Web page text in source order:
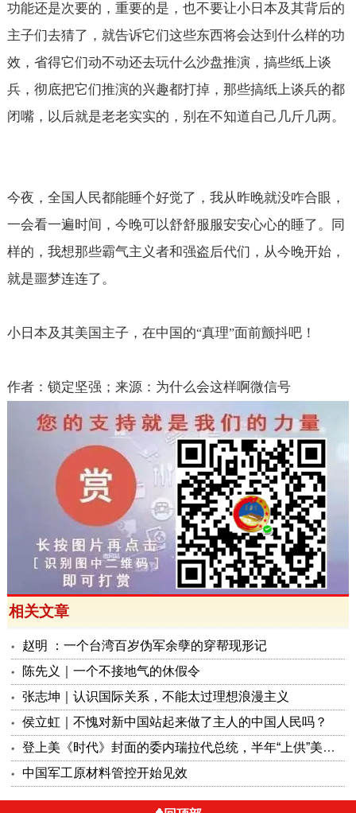
功能还是次要的，重要的是，也不要让小日本及其背后的
主子们去猜了，就告诉它们这些东西将会达到什么样的功
效，省得它们动不动还去玩什么沙盘推演，搞些纸上谈
兵，彻底把它们推演的兴趣都打掉，那些搞纸上谈兵的都
闭嘴，以后就是老老实实的，别在不知道自己几斤几两。
今夜，全国人民都能睡个好觉了，我从昨晚就没咋合眼，
一会看一遍时间，今晚可以舒舒服服安安心心的睡了。同
样的，我想那些霸气主义者和强盗后代们，从今晚开始，
就是噩梦连连了。
小日本及其美国主子，在中国的“真理”面前颤抖吧！
作者：锁定坚强；来源：为什么会这样啊微信号
相关文章
赵明 ：一个台湾百岁伪军余孽的穿帮现形记
陈先义｜一个不接地气的休假令
张志坤｜认识国际关系，不能太过理想浪漫主义
侯立虹｜不愧对新中国站起来做了主人的中国人民吗？
登上美《时代》封面的委内瑞拉代总统，半年“上供”美国130亿美元
中国军工原材料管控开始见效